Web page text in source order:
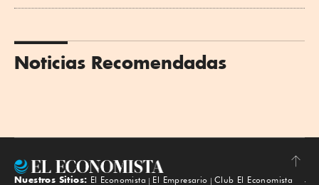
Noticias Recomendadas
Subir
Nuestros Sitios: El Economista El Empresario
Club El Economista